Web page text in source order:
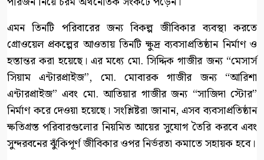
এমন তিনটি পরিবারের জন্য বিকল্প জীবিকার ব্যবস্থা করতে
গ্রোওয়েল প্রকল্পের আওতায় তিনটি ক্ষুদ্র ব্যবসাপ্রতিষ্ঠান নির্মাণ ও
হস্তান্তর করা হয়েছে। এর মধ্যে মো. সিদ্দিক গাজীর জন্য “মেসার্স
সিয়াম এন্টারপ্রাইজ”, মো. মোবারক গাজীর জন্য “আরিশা
এন্টারপ্রাইজ” এবং মো. আতিয়ার গাজীর জন্য “সাজিদা স্টোর”
নির্মাণ করে দেওয়া হয়েছে। সংশ্লিষ্টরা জানান, এসব ব্যবসাপ্রতিষ্ঠান
ক্ষতিগ্রস্ত পরিবারগুলোর নিয়মিত আয়ের সুযোগ তৈরি করবে এবং
সুন্দরবনের ঝুঁকিপূর্ণ জীবিকার ওপর নির্ভরতা কমাতে সহায়ক হবে।